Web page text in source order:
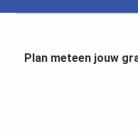
Plan meteen jouw